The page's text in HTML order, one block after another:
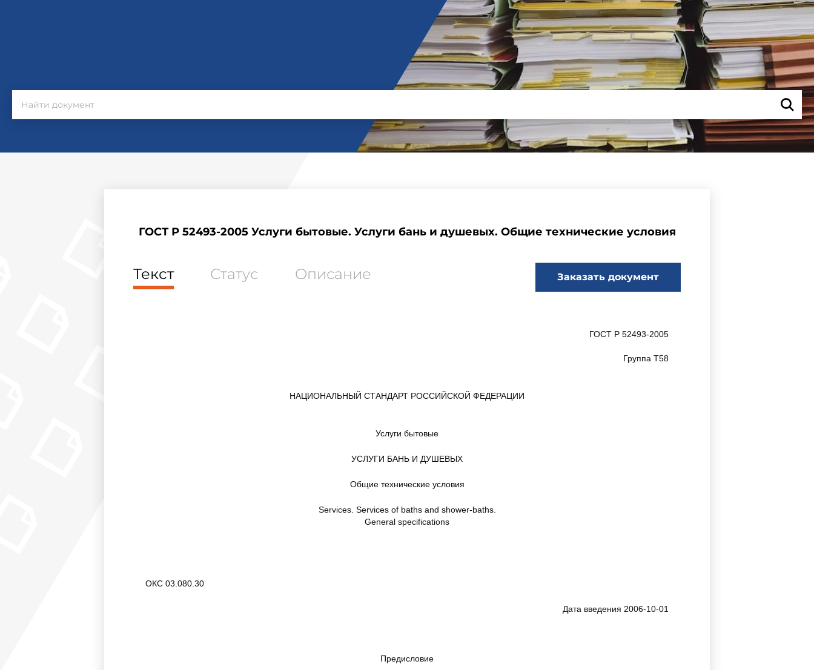
ГОСТ Р 52493-2005 Услуги бытовые. Услуги бань и душевых. Общие технические условия
Текст Статус Описание Заказать документ
ГОСТ Р 52493-2005
Группа Т58
НАЦИОНАЛЬНЫЙ СТАНДАРТ РОССИЙСКОЙ ФЕДЕРАЦИИ
Услуги бытовые
УСЛУГИ БАНЬ И ДУШЕВЫХ
Общие технические условия
Services. Services of baths and shower-baths.
General specifications
ОКС 03.080.30
Дата введения 2006-10-01
Предисловие